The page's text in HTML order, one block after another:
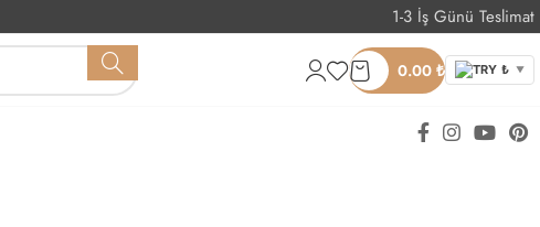
1-3 İş Günü Teslimat
0.00 ₺ TRY ₺ ▼